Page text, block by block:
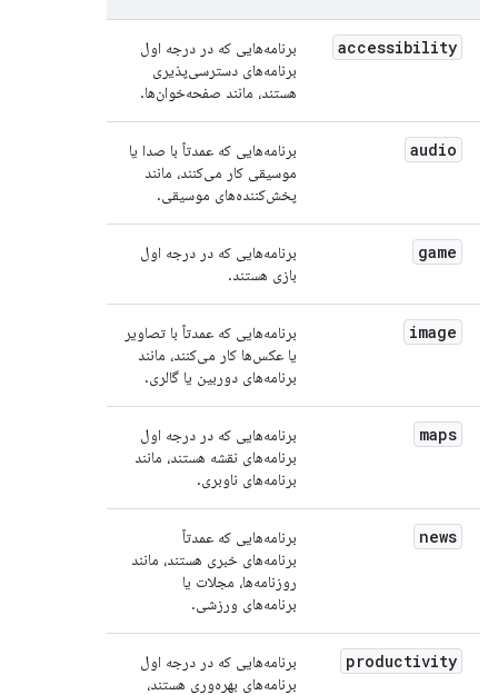
accessibility
برنامه‌هایی که در درجه اول
برنامه‌های دسترسی‌پذیری
هستند، مانند صفحه‌خوان‌ها.
audio
برنامه‌هایی که عمدتاً با صدا یا
موسیقی کار می‌کنند، مانند
پخش‌کننده‌های موسیقی.
game
برنامه‌هایی که در درجه اول
بازی هستند.
image
برنامه‌هایی که عمدتاً با تصاویر
یا عکس‌ها کار می‌کنند، مانند
برنامه‌های دوربین یا گالری.
maps
برنامه‌هایی که در درجه اول
برنامه‌های نقشه هستند، مانند
برنامه‌های ناوبری.
news
برنامه‌هایی که عمدتاً
برنامه‌های خبری هستند، مانند
روزنامه‌ها، مجلات یا
برنامه‌های ورزشی.
productivity
برنامه‌هایی که در درجه اول
برنامه‌های بهره‌وری هستند،